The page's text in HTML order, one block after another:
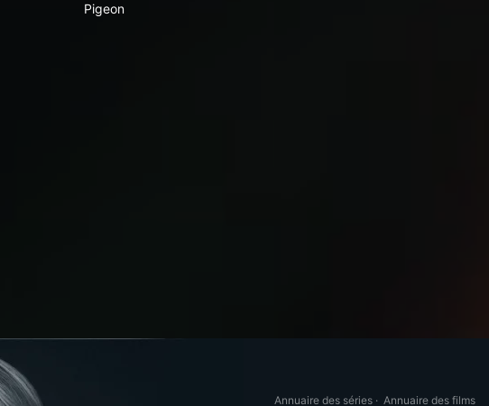
Pigeon
Annuaire des séries · Annuaire des films